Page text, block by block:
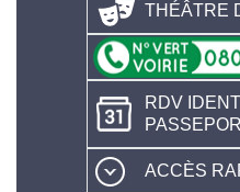
THÉÂTRE
RDV
ACCÈS